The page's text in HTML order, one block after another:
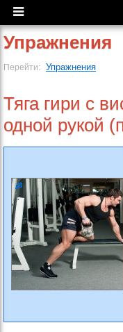
Упражнения
Перейти: Упражнения
Тяга гири с
одной рукой